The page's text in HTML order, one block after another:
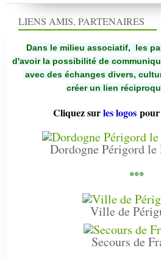
LIENS AMIS, PARTENAIRES
Dans le milieu associatif, les
d'avoir la possibilité de
avec des échanges divers,
créer un lien
Cliquez surles logos pour
Dordogne Périgord le
***
Ville de
Secours de